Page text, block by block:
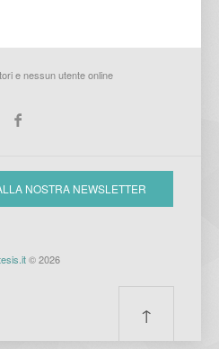
e nessun utente online
© 2026
↑